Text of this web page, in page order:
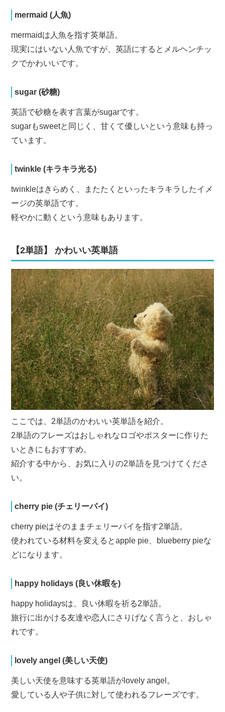
mermaid (人魚)
mermaidは人魚を指す英単語。
現実にはいない人魚ですが、英語にするとメルヘンチッ
クでかわいいです。
sugar (砂糖)
英語で砂糖を表す言葉がsugarです。
sugarもsweetと同じく、甘くて優しいという意味も持っ
ています。
twinkle (キラキラ光る)
twinkleはきらめく、またたくといったキラキラしたイメ
ージの英単語です。
軽やかに動くという意味もあります。
【2単語】 かわいい英単語
ここでは、2単語のかわいい英単語を紹介。
2単語のフレーズはおしゃれなロゴやポスターに作りた
いときにもおすすめ。
紹介する中から、お気に入りの2単語を見つけてくださ
い。
cherry pie (チェリーパイ)
cherry pieはそのままチェリーパイを指す2単語。
使われている材料を変えるとapple pie、blueberry pieな
どになります。
happy holidays (良い休暇を)
happy holidaysは、良い休暇を祈る2単語。
旅行に出かける友達や恋人にさりげなく言うと、おしゃ
れです。
lovely angel (美しい天使)
美しい天使を意味する英単語がlovely angel。
愛している人や子供に対して使われるフレーズです。